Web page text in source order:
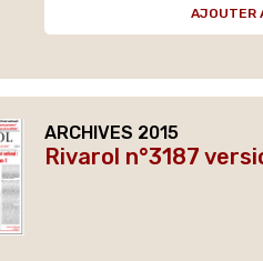
AJOUTER
ARCHIVES 2015
Rivarol n°3187